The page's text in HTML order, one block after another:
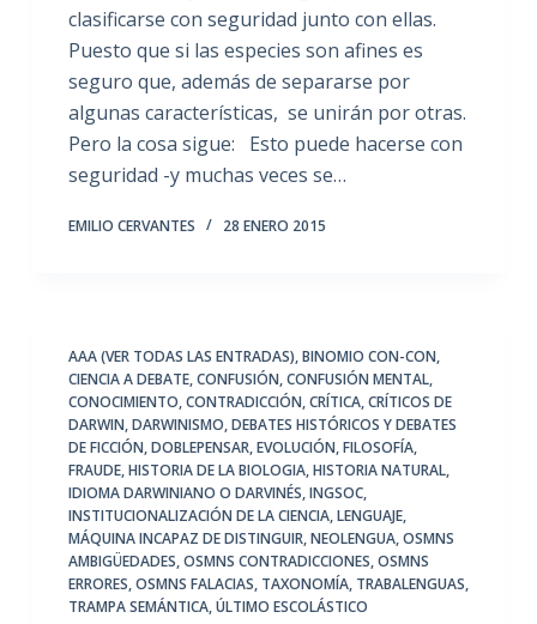
clasificarse con seguridad junto con ellas.
Puesto que si las especies son afines es
seguro que, además de separarse por
algunas características, se unirán por otras.
Pero la cosa sigue: Esto puede hacerse con
seguridad -y muchas veces se…
EMILIO CERVANTES 28 ENERO 2015
AAA (VER TODAS LAS ENTRADAS),BINOMIO CON-CON,
CIENCIA A DEBATE,CONFUSIÓN,CONFUSIÓN MENTAL,
CONOCIMIENTO,CONTRADICCIÓN,CRÍTICA,CRÍTICOS DE
DARWIN,DARWINISMO,DEBATES HISTÓRICOS Y DEBATES
DE FICCIÓN,DOBLEPENSAR,EVOLUCIÓN,FILOSOFÍA,
FRAUDE,HISTORIA DE LA BIOLOGIA,HISTORIA NATURAL,
IDIOMA DARWINIANO O DARVINÉS,INGSOC,
INSTITUCIONALIZACIÓN DE LA CIENCIA,LENGUAJE,
MÁQUINA INCAPAZ DE DISTINGUIR,NEOLENGUA,OSMNS
AMBIGÜEDADES,OSMNS CONTRADICCIONES,OSMNS
ERRORES,OSMNS FALACIAS, TAXONOMÍA, TRABALENGUAS,
TRAMPA SEMÁNTICA,ÚLTIMO ESCOLÁSTICO